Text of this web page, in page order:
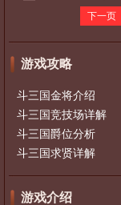
下一页
游戏攻略
斗三国金将介绍
斗三国竞技场详解
斗三国爵位分析
斗三国求贤详解
游戏介绍